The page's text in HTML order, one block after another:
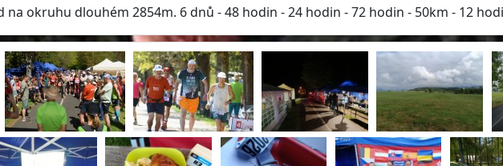
okruhu dlouhém 2854m. 6 dnů - 48 hodin - 24 hodin - 72 hodin - 50km - 12